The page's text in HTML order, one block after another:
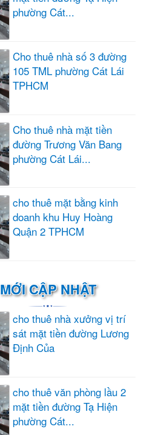
phường Cát...
Cho thuê nhà số 3 đường
105 TML phường Cát Lái
TPHCM
Cho thuê nhà mặt tiền
đường Trương Văn Bang
phường Cát Lái...
cho thuê mặt bằng kinh
doanh khu Huy Hoàng
Quận 2 TPHCM
MỚI CẬP NHẬT
cho thuê nhà xưởng vị trí
sát mặt tiền đường Lương
Định Của
cho thuê văn phòng lầu 2
mặt tiền đường Tạ Hiện
phường Cát...